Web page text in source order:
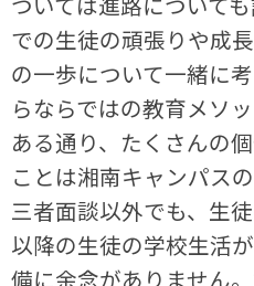
での生徒の頑張りや成
の一歩について一緒に
らならではの教育メソ
ある通り、たくさんの
ことは湘南キャンパスの
三者面談以外でも、生
以降の生徒の学校生活
備に余念がありません